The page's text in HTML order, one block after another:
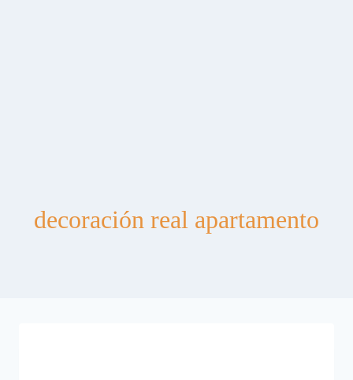
decoración real apartamento